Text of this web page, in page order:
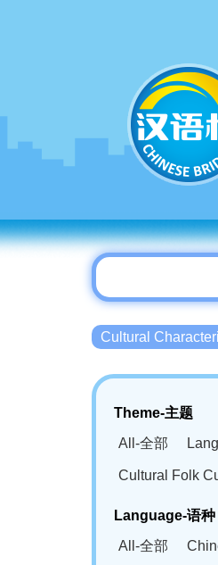
Cultural
Theme-主题
All-全部
Cultural Folk
Language-语种
All-全部